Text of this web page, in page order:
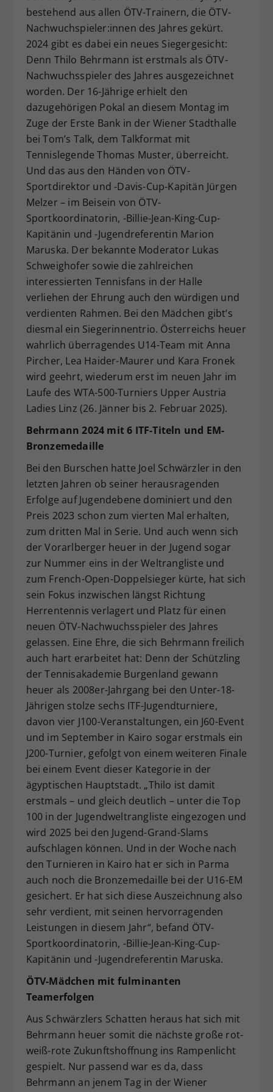
bestehend aus allen ÖTV-Trainern, die ÖTV-
Nachwuchspieler:innen des Jahres gekürt.
2024 gibt es dabei ein neues Siegergesicht:
Denn Thilo Behrmann ist erstmals als ÖTV-
Nachwuchsspieler des Jahres ausgezeichnet
worden. Der 16-Jährige erhielt den
dazugehörigen Pokal an diesem Montag im
Zuge der Erste Bank in der Wiener Stadthalle
bei Tom’s Talk, dem Talkformat mit
Tennislegende Thomas Muster, überreicht.
Und das aus den Händen von ÖTV-
Sportdirektor und -Davis-Cup-Kapitän Jürgen
Melzer – im Beisein von ÖTV-
Sportkoordinatorin, -Billie-Jean-King-Cup-
Kapitänin und -Jugendreferentin Marion
Maruska. Der bekannte Moderator Lukas
Schweighofer sowie die zahlreichen
interessierten Tennisfans in der Halle
verliehen der Ehrung auch den würdigen und
verdienten Rahmen. Bei den Mädchen gibt’s
diesmal ein Siegerinnentrio. Österreichs heuer
wahrlich überragendes U14-Team mit Anna
Pircher, Lea Haider-Maurer und Kara Fronek
wird geehrt, wiederum erst im neuen Jahr im
Laufe des WTA-500-Turniers Upper Austria
Ladies Linz (26. Jänner bis 2. Februar 2025).
Behrmann 2024 mit 6 ITF-Titeln und EM-
Bronzemedaille
Bei den Burschen hatte Joel Schwärzler in den
letzten Jahren ob seiner herausragenden
Erfolge auf Jugendebene dominiert und den
Preis 2023 schon zum vierten Mal erhalten,
zum dritten Mal in Serie. Und auch wenn sich
der Vorarlberger heuer in der Jugend sogar
zur Nummer eins in der Weltrangliste und
zum French-Open-Doppelsieger kürte, hat sich
sein Fokus inzwischen längst Richtung
Herrentennis verlagert und Platz für einen
neuen ÖTV-Nachwuchsspieler des Jahres
gelassen. Eine Ehre, die sich Behrmann freilich
auch hart erarbeitet hat: Denn der Schützling
der Tennisakademie Burgenland gewann
heuer als 2008er-Jahrgang bei den Unter-18-
Jährigen stolze sechs ITF-Jugendturniere,
davon vier J100-Veranstaltungen, ein J60-Event
und im September in Kairo sogar erstmals ein
J200-Turnier, gefolgt von einem weiteren Finale
bei einem Event dieser Kategorie in der
ägyptischen Hauptstadt. „Thilo ist damit
erstmals – und gleich deutlich – unter die Top
100 in der Jugendweltrangliste eingezogen und
wird 2025 bei den Jugend-Grand-Slams
aufschlagen können. Und in der Woche nach
den Turnieren in Kairo hat er sich in Parma
auch noch die Bronzemedaille bei der U16-EM
gesichert. Er hat sich diese Auszeichnung also
sehr verdient, mit seinen hervorragenden
Leistungen in diesem Jahr“, befand ÖTV-
Sportkoordinatorin, -Billie-Jean-King-Cup-
Kapitänin und -Jugendreferentin Maruska.
ÖTV-Mädchen mit fulminanten
Teamerfolgen
Aus Schwärzlers Schatten heraus hat sich mit
Behrmann heuer somit die nächste große rot-
weiß-rote Zukunftshoffnung ins Rampenlicht
gespielt. Nur passend war es da, dass
Behrmann an jenem Tag in der Wiener
Zweck
Dieser Wert speichert Ihre Consent-
Einstellungen. Unter anderem eine
zufällig generierte ID, für die
historische Speicherung Ihrer
Webseiten-Betreiber dies eingestellt
hat.